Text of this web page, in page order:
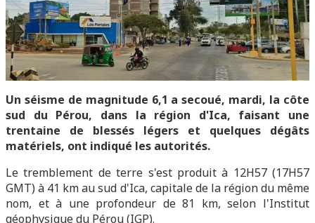
Un séisme de magnitude 6,1 a secoué, mardi, la côte
sud du Pérou, dans la région d'Ica, faisant une
trentaine de blessés légers et quelques dégâts
matériels, ont indiqué les autorités.
Le tremblement de terre s'est produit à 12H57 (17H57
GMT) à 41 km au sud d'Ica, capitale de la région du même
nom, et à une profondeur de 81 km, selon l'Institut
géophysique du Pérou (IGP).